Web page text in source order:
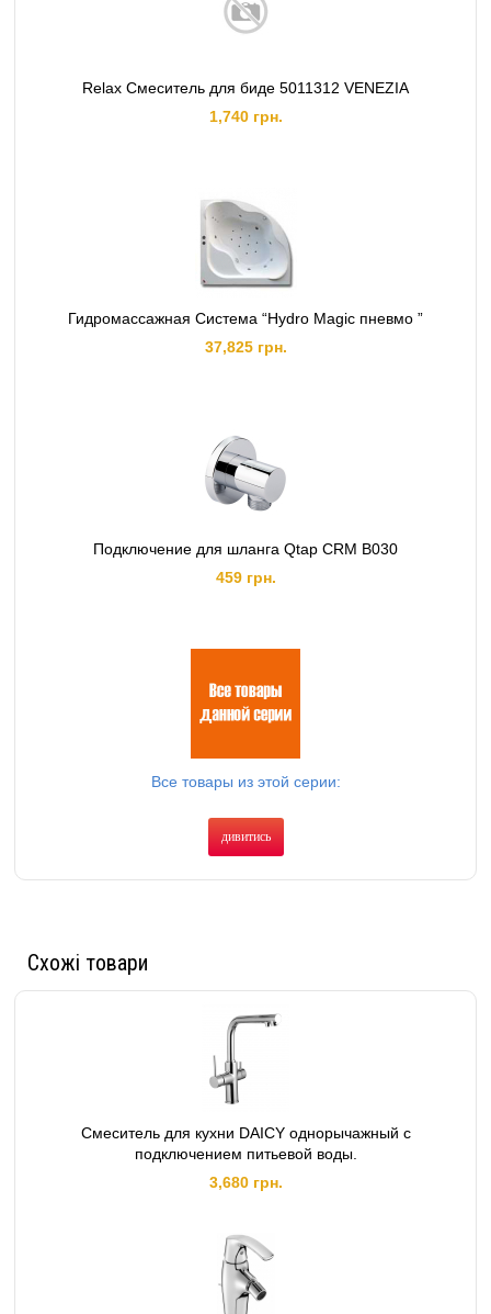
Relax Смеситель для биде 5011312 VENEZIA
1,740 грн.
Гидромассажная Система “Hydro Magic пневмо ”
37,825 грн.
Подключение для шланга Qtap CRM B030
459 грн.
Все товары из этой серии:
дивитись
Схожі товари
Смеситель для кухни DAICY однорычажный с
подключением питьевой воды.
3,680 грн.